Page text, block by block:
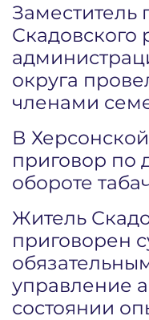
Заместитель
Скадовского
округа
членами
В
приговор по
обороте
Житель
приговорен
управление
состоянии